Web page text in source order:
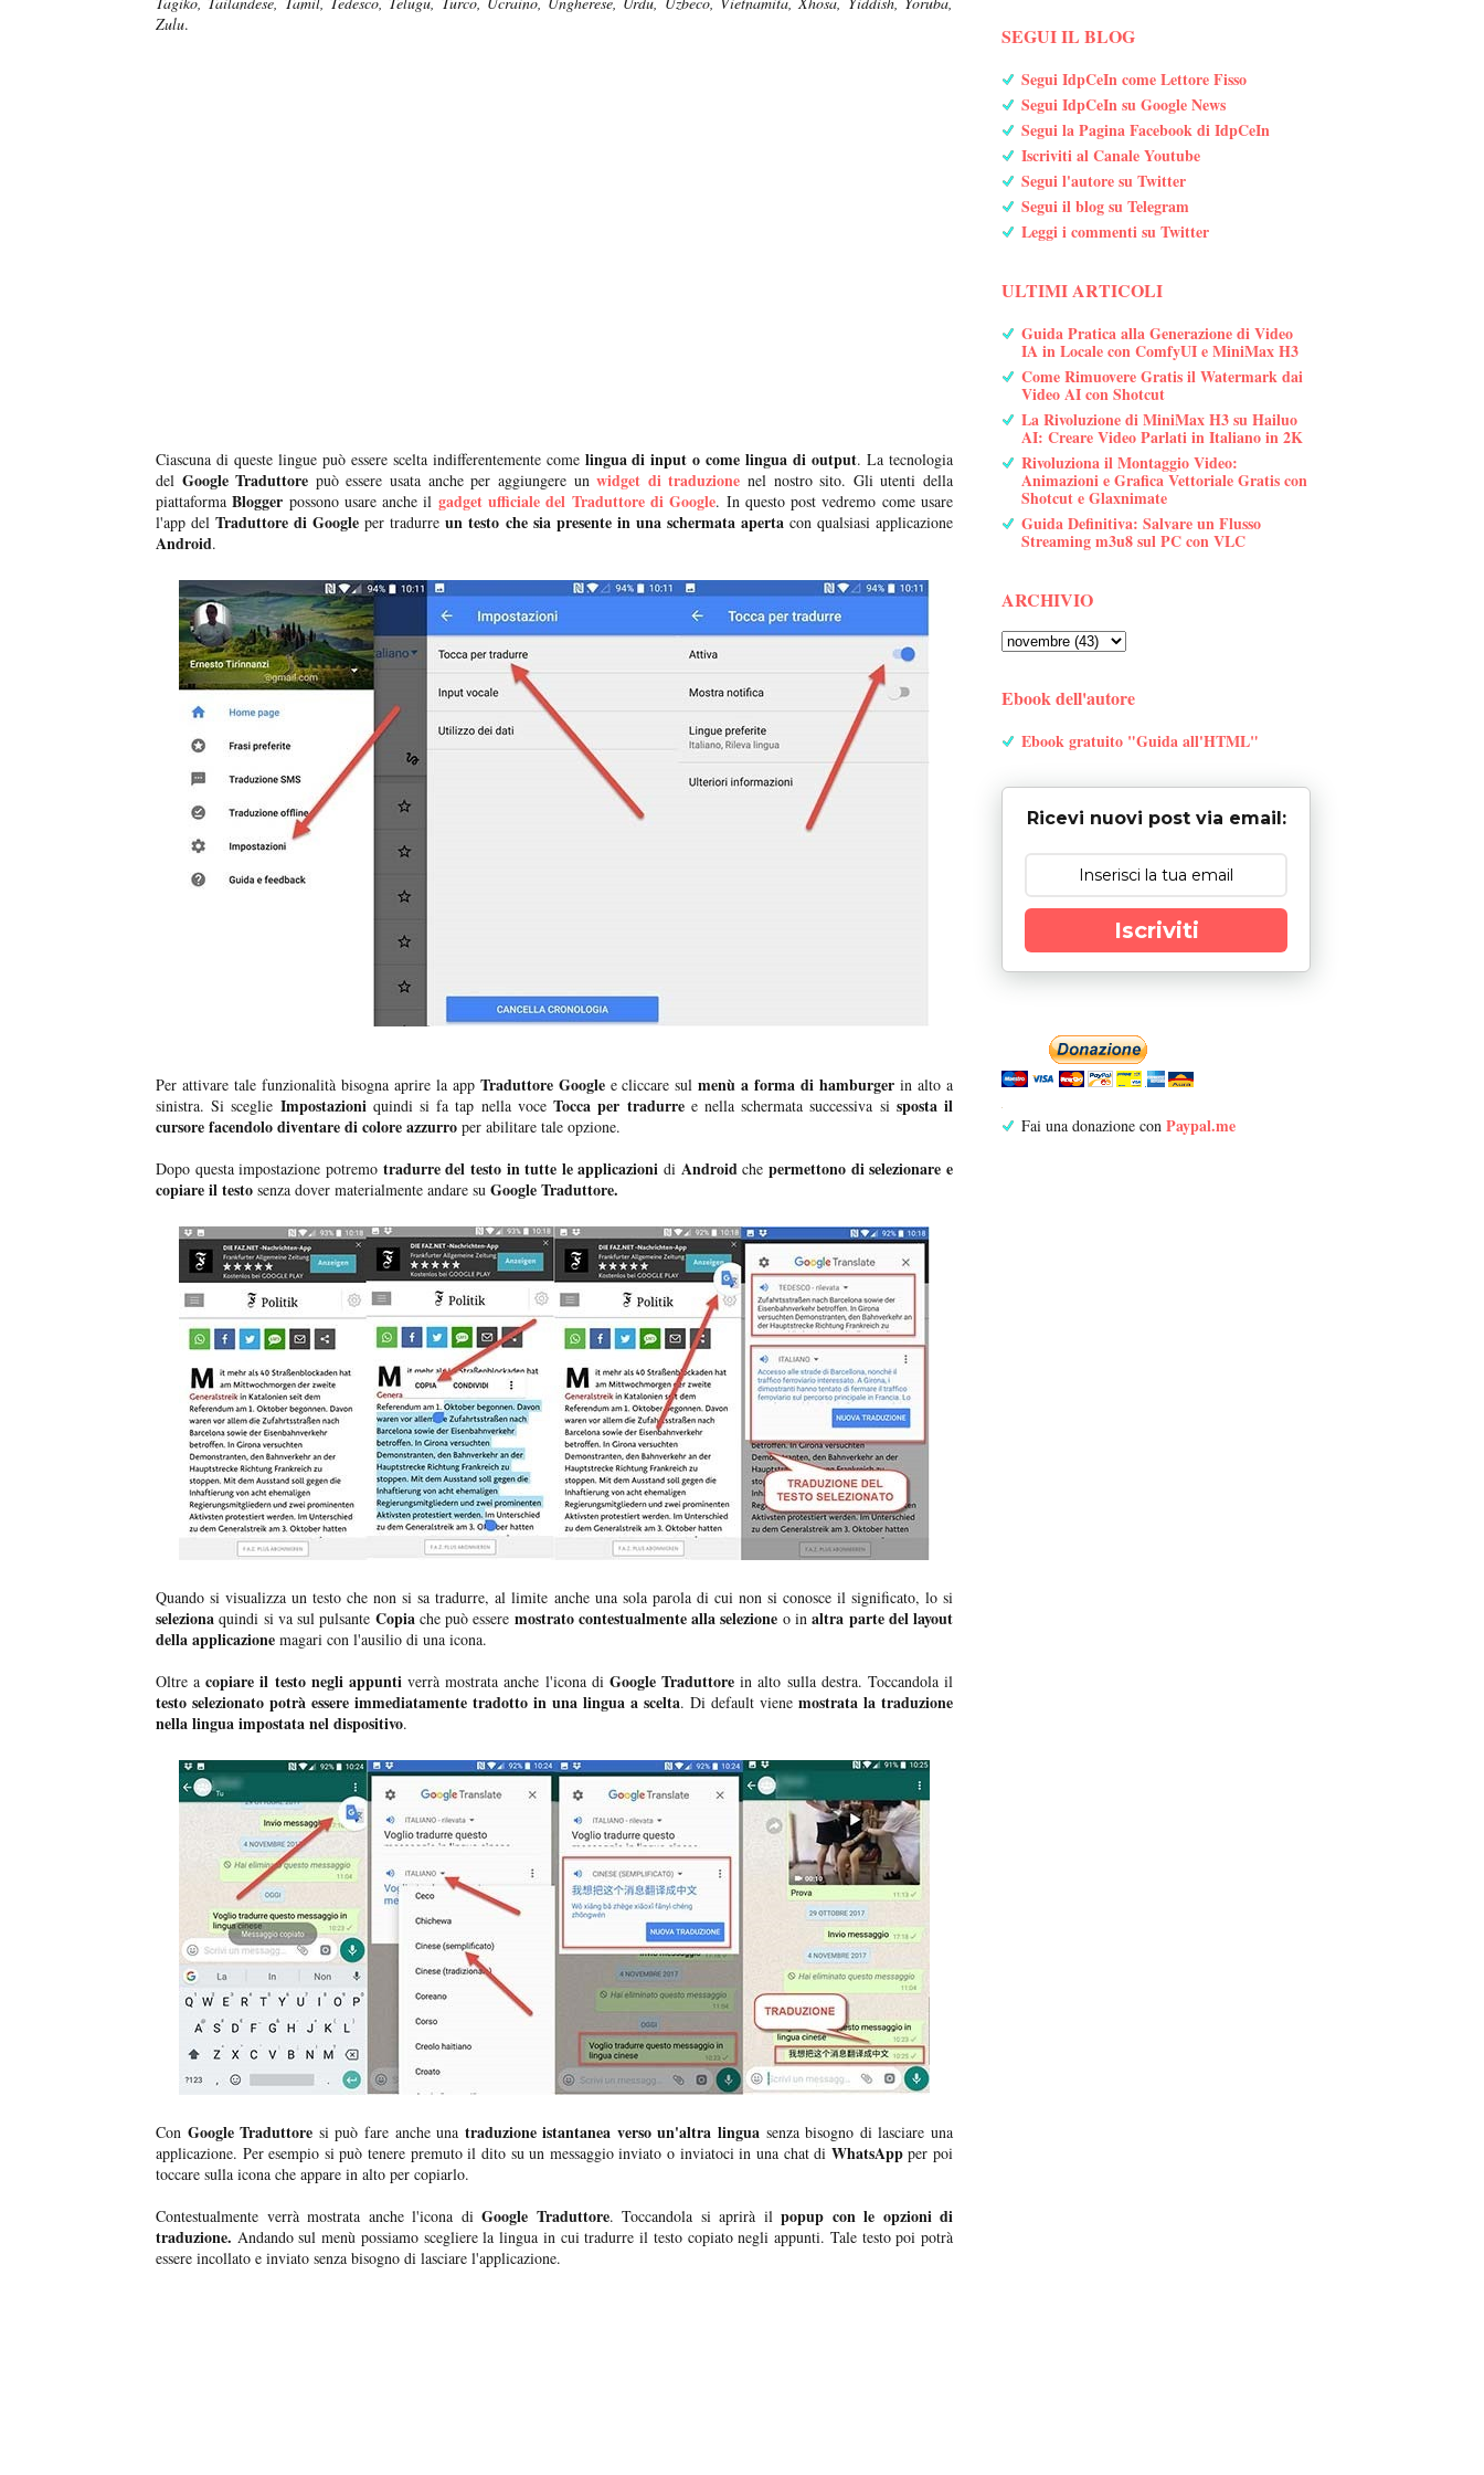
Zulu.
Ciascuna di queste lingue può essere scelta indifferentemente comelingua di input o come lingua di output. La tecnologia
del Google Traduttore può essere usata anche per aggiungere unwidget di traduzione nel nostro sito. Gli utenti della
piattaforma Blogger possono usare anche il gadget ufficiale del Traduttore di Google. In questo post vedremo come usare
l'app del Traduttore di Google per tradurreun testo che sia presente in una schermata apertacon qualsiasi applicazione
Android.
Per attivare tale funzionalità bisogna aprire la app Traduttore Googlee cliccare sulmenù a forma di hamburger in alto a
sinistra. Si sceglie Impostazioniquindi si fa tap nella voceTocca per tradurree nella schermata successiva si sposta il
cursore facendolo diventare di colore azzurro per abilitare tale opzione.
Dopo questa impostazione potremotradurre del testo in tutte le applicazioni di Androidchepermettono di selezionare e
copiare il testo senza dover materialmente andare su Google Traduttore.
Quando si visualizza un testo che non si sa tradurre, al limite anche una sola parola di cui non si conosce il significato, lo si
seleziona quindi si va sul pulsante Copiache può essere mostrato contestualmente alla selezione o inaltra parte del layout
della applicazione magari con l'ausilio di una icona.
Oltre acopiare il testo negli appuntiverrà mostrata anche l'icona di Google Traduttore in alto sulla destra. Toccandola il
testo selezionato potrà essere immediatamente tradotto in una lingua a scelta. Di default viene mostrata la traduzione
nella lingua impostata nel dispositivo.
Con Google Traduttore si può fare anche una traduzione istantanea verso un'altra lingua senza bisogno di lasciare una
applicazione. Per esempio si può tenere premuto il dito su un messaggio inviato o inviatoci in una chat di WhatsAppper poi
toccare sulla icona che appare in alto per copiarlo.
Contestualmente verrà mostrata anche l'icona di Google Traduttore. Toccandola si aprirà il popup con le opzioni di
traduzione. Andando sul menù possiamo scegliere la lingua in cui tradurre il testo copiato negli appunti. Tale testo poi potrà
essere incollato e inviato senza bisogno di lasciare l'applicazione.
SEGUI IL BLOG
Segui IdpCeIn come Lettore Fisso
Segui IdpCeIn su Google News
Segui la Pagina Facebook di IdpCeIn
Iscriviti al Canale Youtube
Segui l'autore su Twitter
Segui il blog su Telegram
Leggi i commenti su Twitter
ULTIMI ARTICOLI
Guida Pratica alla Generazione di Video
IA in Locale con ComfyUI e MiniMax H3
Come Rimuovere Gratis il Watermark dai
Video AI con Shotcut
La Rivoluzione di MiniMax H3 su Hailuo
AI: Creare Video Parlati in Italiano in 2K
Rivoluziona il Montaggio Video:
Animazioni e Grafica Vettoriale Gratis con
Shotcut e Glaxnimate
Guida Definitiva: Salvare un Flusso
Streaming m3u8 sul PC con VLC
ARCHIVIO
Ebook dell'autore
Ebook gratuito "Guida all'HTML"
Ricevi nuovi post via email:
Iscriviti
Fai una donazione con Paypal.me